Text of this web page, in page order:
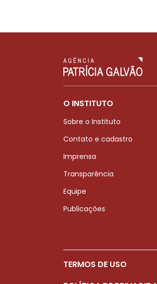
O INSTITUTO
Sobre o Instituto
Contato e cadastro
Imprensa
Transparência
Equipe
Publicações
TERMOS DE USO